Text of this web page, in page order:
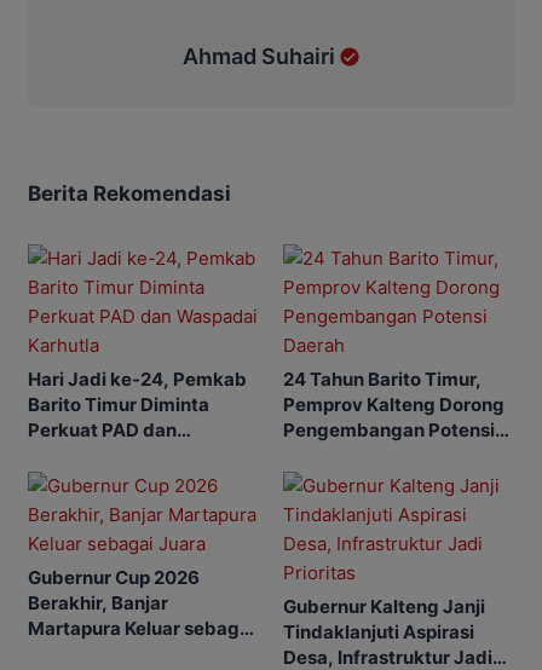
Ahmad Suhairi
Berita Rekomendasi
Hari Jadi ke-24, Pemkab
Barito Timur Diminta
Perkuat PAD dan
24 Tahun Barito Timur,
Pemprov Kalteng Dorong
Pengembangan Potensi
Gubernur Cup 2026
Berakhir, Banjar
Martapura Keluar sebagai
Gubernur Kalteng Janji
Tindaklanjuti Aspirasi
Desa, Infrastruktur Jadi